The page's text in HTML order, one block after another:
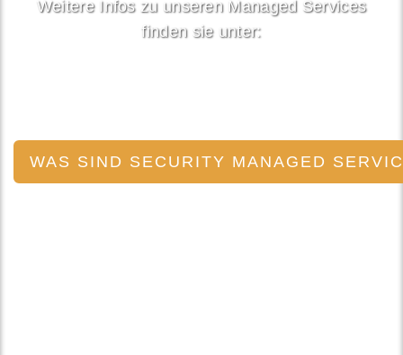
Weitere Infos zu unseren Managed Services
finden sie unter:
WAS SIND SECURITY MANAGED